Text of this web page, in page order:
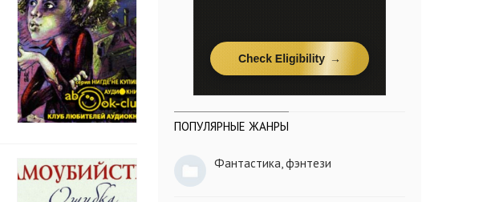
ПОПУЛЯРНЫЕ ЖАНРЫ
Фантастика, фэнтези